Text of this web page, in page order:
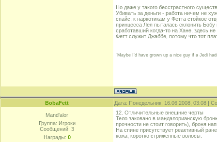
Но даже у такого бесстрастного
Убивать за деньги - работа ничем не
спайс; к наркотикам у Фетта стойкое
принцесса Лея пыталась склонить
сработавший когда-то на Хане, здесь
Фетт служит Джаббе, потому что тот
"Maybe I'd have grown up a nice guy if a Jedi
BobaFett Дата: Понедельник, 16.06.2008, 03:08 |
Mand'alor
Группа: Игроки
Сообщений: 3
Награды: 0
12. Отличительные внешние черты
Тело заковано в мандалорианскую
прочности не стоит говорить), броня
На спине присутствует реактивный
кожа, коротко стриженные волосы.